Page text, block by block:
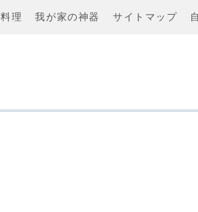
料理 我が家の神器 サイトマップ